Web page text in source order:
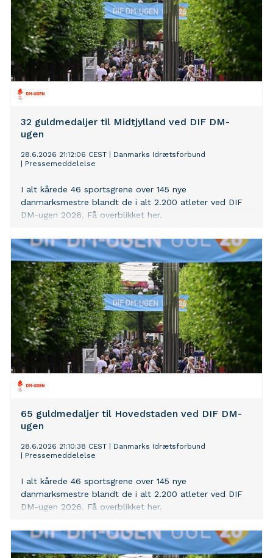
32 guldmedaljer til Midtjylland ved DIF DM-
ugen
28.6.2026 21:12:06 CEST
Danmarks Idrætsforbund
Pressemeddelelse
I alt kårede 46 sportsgrene over 145 nye
danmarksmestre blandt de i alt 2.200 atleter ved DIF
DM-ugen 2026. Få overblikket her.
65 guldmedaljer til Hovedstaden ved DIF DM-
ugen
28.6.2026 21:10:38 CEST
Danmarks Idrætsforbund
Pressemeddelelse
I alt kårede 46 sportsgrene over 145 nye
danmarksmestre blandt de i alt 2.200 atleter ved DIF
DM-ugen 2026. Få overblikket her.